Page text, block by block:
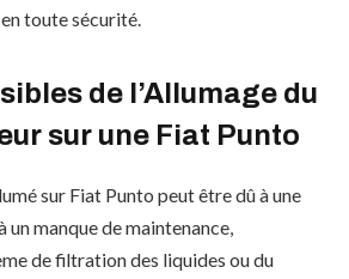
toute sécurité.
de l’Allumage du
sur une Fiat Punto
sur Fiat Punto peut être dû à une
un manque de maintenance,
de filtration des liquides ou du